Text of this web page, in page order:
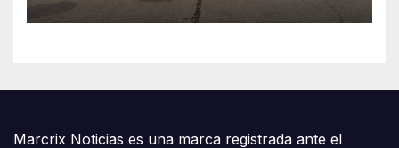
Marcrix Noticias es una marca registrada ante el